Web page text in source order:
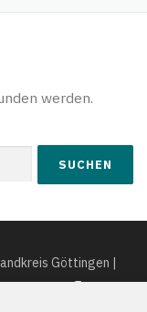
werden.
Göttingen |